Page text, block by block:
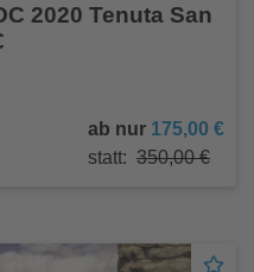
2020 Tenuta San
ab nur 175,00 €
statt: 350,00 €